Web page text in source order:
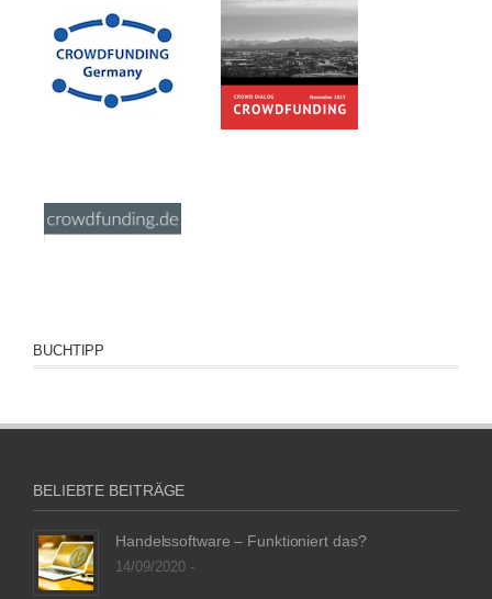
BUCHTIPP
BELIEBTE BEITRÄGE
Handelssoftware – Funktioniert das?
14/09/2020 -